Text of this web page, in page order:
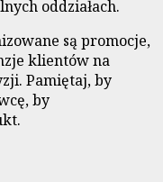
oddziałach.
są promocje,
klientów na
Pamiętaj, by
by